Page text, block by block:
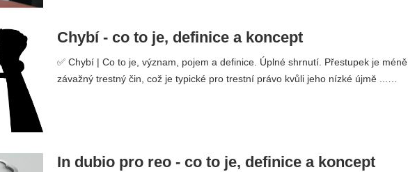
Chybí - co to je, definice a koncept
✅ Chybí | Co to je, význam, pojem a definice. Úplné shrnutí. Přestupek je méně
závažný trestný čin, což je typické pro trestní právo kvůli jeho nízké újmě ...…
In dubio pro reo - co to je, definice a koncept